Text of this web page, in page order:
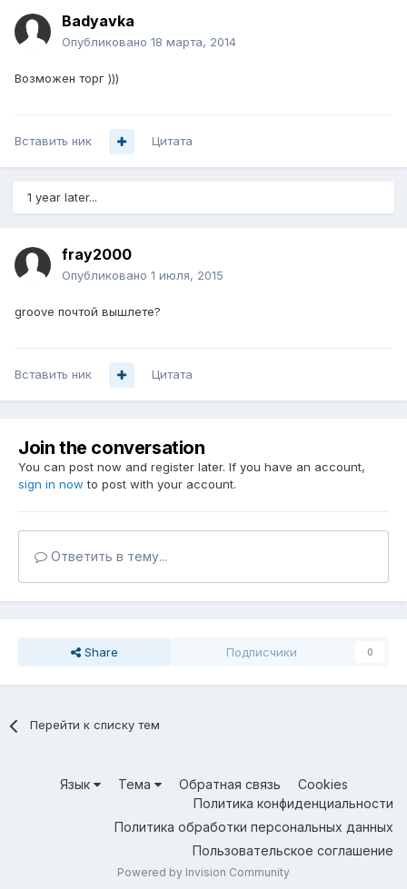
Badyavka
Опубликовано 18 марта, 2014
Возможен торг )))
Вставить ник Цитата
1 year later...
fray2000
Опубликовано 1 июля, 2015
groove почтой вышлете?
Вставить ник Цитата
Join the conversation
You can post now and register later. If you have an account,
sign in now to post with your account.
Ответить в тему...
Share Подписчики 0
Перейти к списку тем
Язык Тема Обратная связь
Cookies
Политика конфиденциальности
Политика обработки персональных данных
Пользовательское соглашение
Powered by Invision Community